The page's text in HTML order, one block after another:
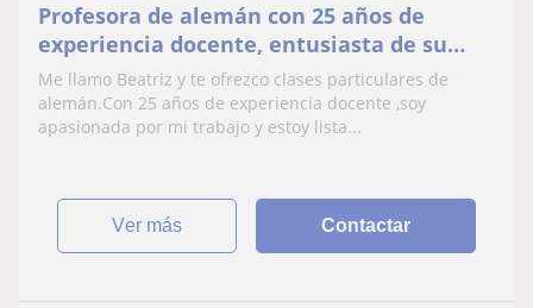
Profesora de alemán con 25 años de
experiencia docente, entusiasta de su
trabajo..por qué no te animas??
Me llamo Beatriz y te ofrezco clases particulares de
alemán.Con 25 años de experiencia docente ,soy
apasionada por mi trabajo y estoy lista...
ver más Contactar